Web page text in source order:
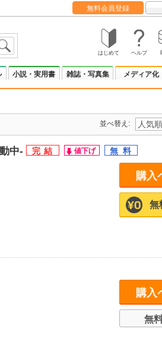
無料会員登録
はじめて ヘルプ
小説・実用書 雑誌・写真集 メディア化
並べ替え:
中-
購入
無
購入
無